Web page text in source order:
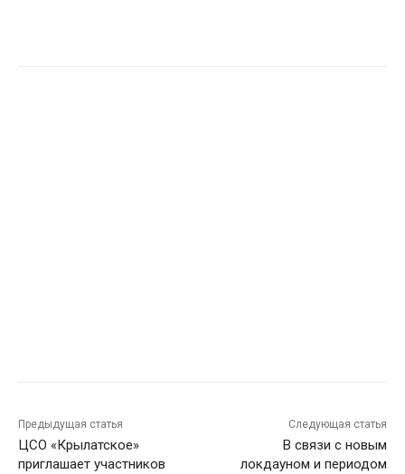
Предыдущая статья
ЦСО «Крылатское»
приглашает участников
Следующая статья
В связи с новым
локдауном и периодом